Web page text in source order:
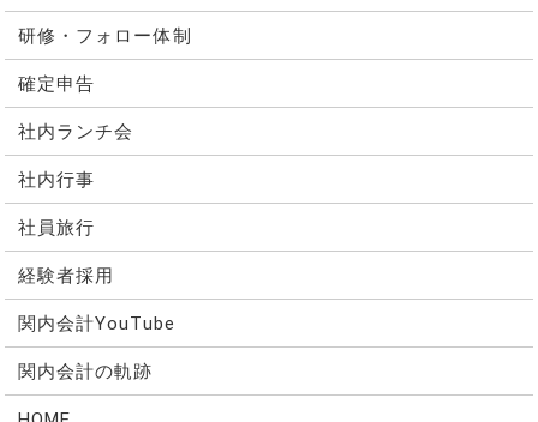
研修・フォロー体制
確定申告
社内ランチ会
社内行事
社員旅行
経験者採用
関内会計YouTube
関内会計の軌跡